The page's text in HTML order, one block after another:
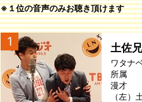
※１位の音声のみお聴き頂けます
1 土佐
ワタナ
所属
漫才
（左